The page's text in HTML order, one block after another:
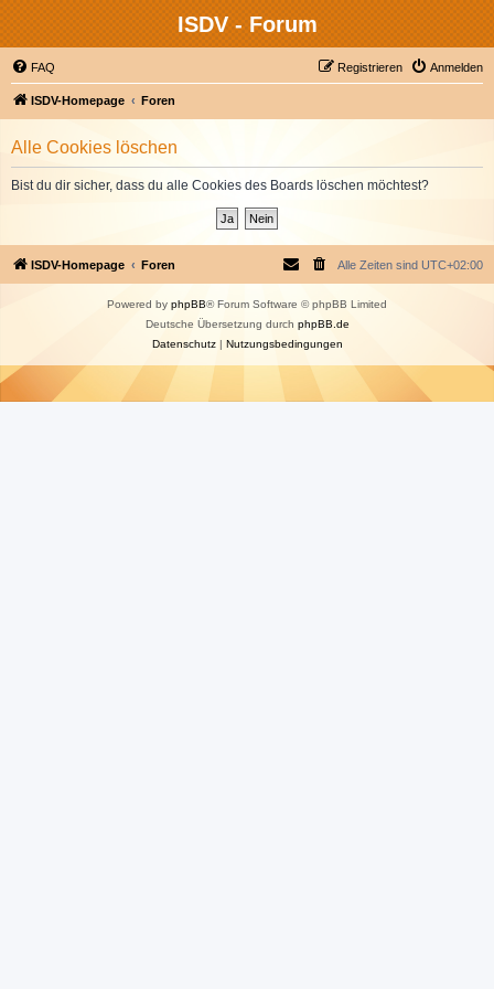
ISDV - Forum
FAQ Anmelden
Registrieren
ISDV-Homepage Foren
Alle Cookies löschen
Bist du dir sicher, dass du alle Cookies des Boards löschen möchtest?
ISDV-Homepage Foren Alle Zeiten sind UTC+02:00
Powered by phpBB® Forum Software © phpBB Limited
Deutsche Übersetzung durch phpBB.de
Datenschutz| Nutzungsbedingungen